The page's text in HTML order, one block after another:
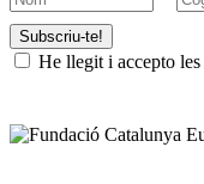
Subscriu-te!
He llegit i accepto les